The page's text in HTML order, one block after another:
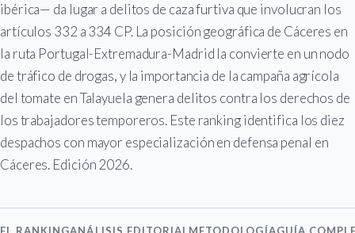
ibérica— da lugar a delitos de caza furtiva que involucran los
artículos 332 a 334 CP. La posición geográfica de Cáceres en
la ruta Portugal-Extremadura-Madrid la convierte en un nodo
de tráfico de drogas, y la importancia de la campaña agrícola
del tomate en Talayuela genera delitos contra los derechos de
los trabajadores temporeros. Este ranking identifica los diez
despachos con mayor especialización en defensa penal en
Cáceres. Edición 2026.